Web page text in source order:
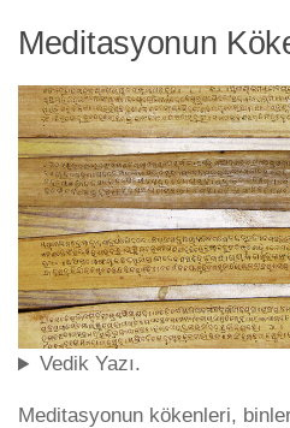
Meditasyonun
Vedik Yazı.
Meditasyonun kökenleri,